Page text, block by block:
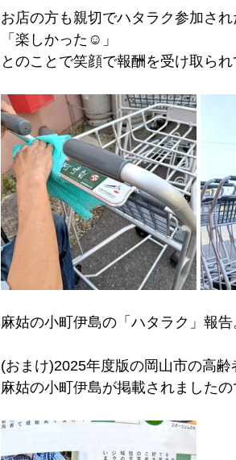
お店の方も親切でハタラク参加され
「楽しかった☺」
とのことで笑顔で報酬を受け取ら
(おまけ)2025年度版の岡山市の高
麻姑の小町伊島が掲載されました